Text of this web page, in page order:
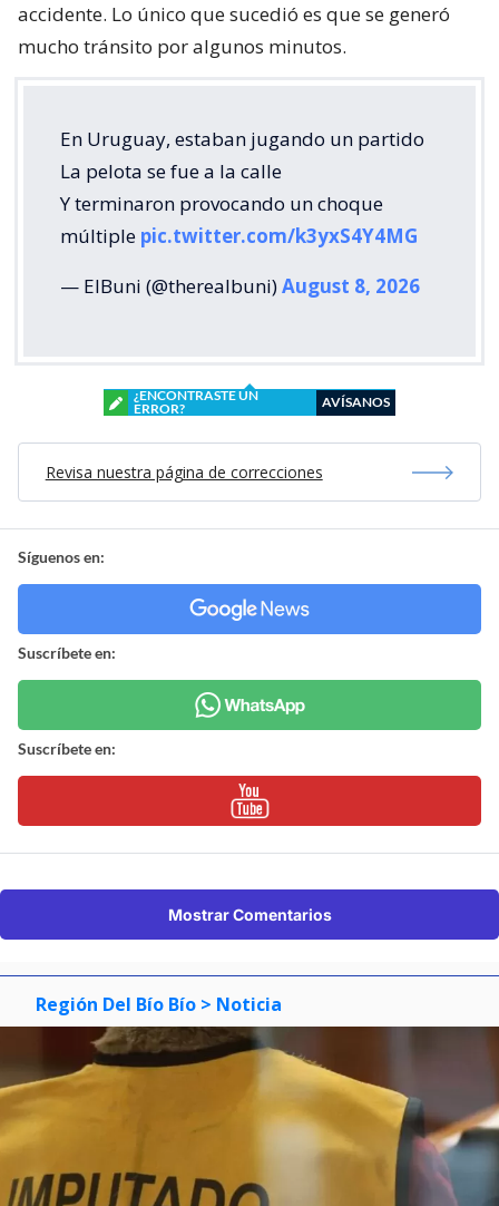
accidente. Lo único que sucedió es que se generó
mucho tránsito por algunos minutos.
En Uruguay, estaban jugando un partido
La pelota se fue a la calle
Y terminaron provocando un choque
múltiple pic.twitter.com/k3yxS4Y4MG
— ElBuni (@therealbuni)August 8, 2026
¿ENCONTRASTE UN
ERROR?
AVÍSANOS
Revisa nuestra página de correcciones
Síguenos en:
Suscríbete en:
Suscríbete en:
Mostrar Comentarios
Región Del Bío Bío > Noticia